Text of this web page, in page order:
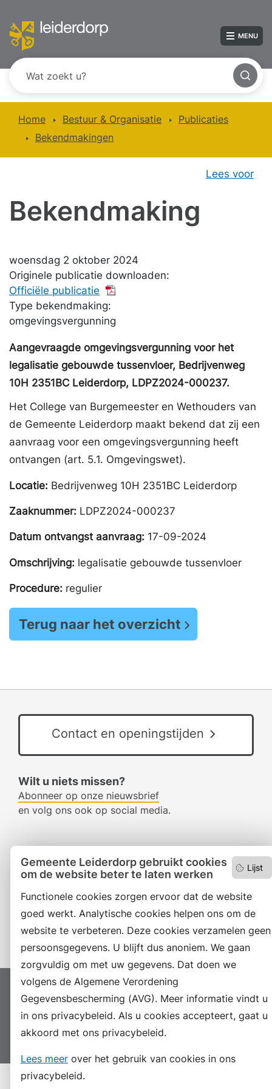
Lijst
Gemeente Leiderdorp gebruikt cookies
om de website beter te laten werken
Functionele cookies zorgen ervoor dat de website
goed werkt. Analytische cookies helpen ons om de
website te verbeteren. Deze cookies verzamelen geen
persoonsgegevens. U blijft dus anoniem. We gaan
zorgvuldig om met uw gegevens. Dat doen we
volgens de Algemene Verordening
Gegevensbescherming (AVG). Meer informatie vindt u
in ons privacybeleid. Als u cookies accepteert, gaat u
akkoord met ons privacybeleid.
Lees meer over het gebruik van cookies in ons
privacybeleid.
MENU
Home Bestuur & Organisatie
Publicaties
Bekendmakingen
Lees voor
Bekendmaking
woensdag 2 oktober 2024
Originele publicatie downloaden:
Officiële publicatie
Type bekendmaking:
omgevingsvergunning
Aangevraagde omgevingsvergunning voor het
legalisatie gebouwde tussenvloer, Bedrijvenweg
10H 2351BC Leiderdorp, LDPZ2024-000237.
Het College van Burgemeester en Wethouders van
de Gemeente Leiderdorp maakt bekend dat zij een
aanvraag voor een omgevingsvergunning heeft
ontvangen (art. 5.1. Omgevingswet).
Locatie: Bedrijvenweg 10H 2351BC Leiderdorp
Zaaknummer: LDPZ2024-000237
Datum ontvangst aanvraag: 17-09-2024
Omschrijving: legalisatie gebouwde tussenvloer
Procedure: regulier
Terug naar het overzicht
Contact en openingstijden
Wilt u niets missen?
Abonneer op onze nieuwsbrief
en volg ons ook op social media.
RSS
LinkedIn
Instagram
Proclaimer Colofon
Toegankelijkheid
Sitemap
Privacyverklaring
Servicenormen
Suggesties
Archief Vacatures